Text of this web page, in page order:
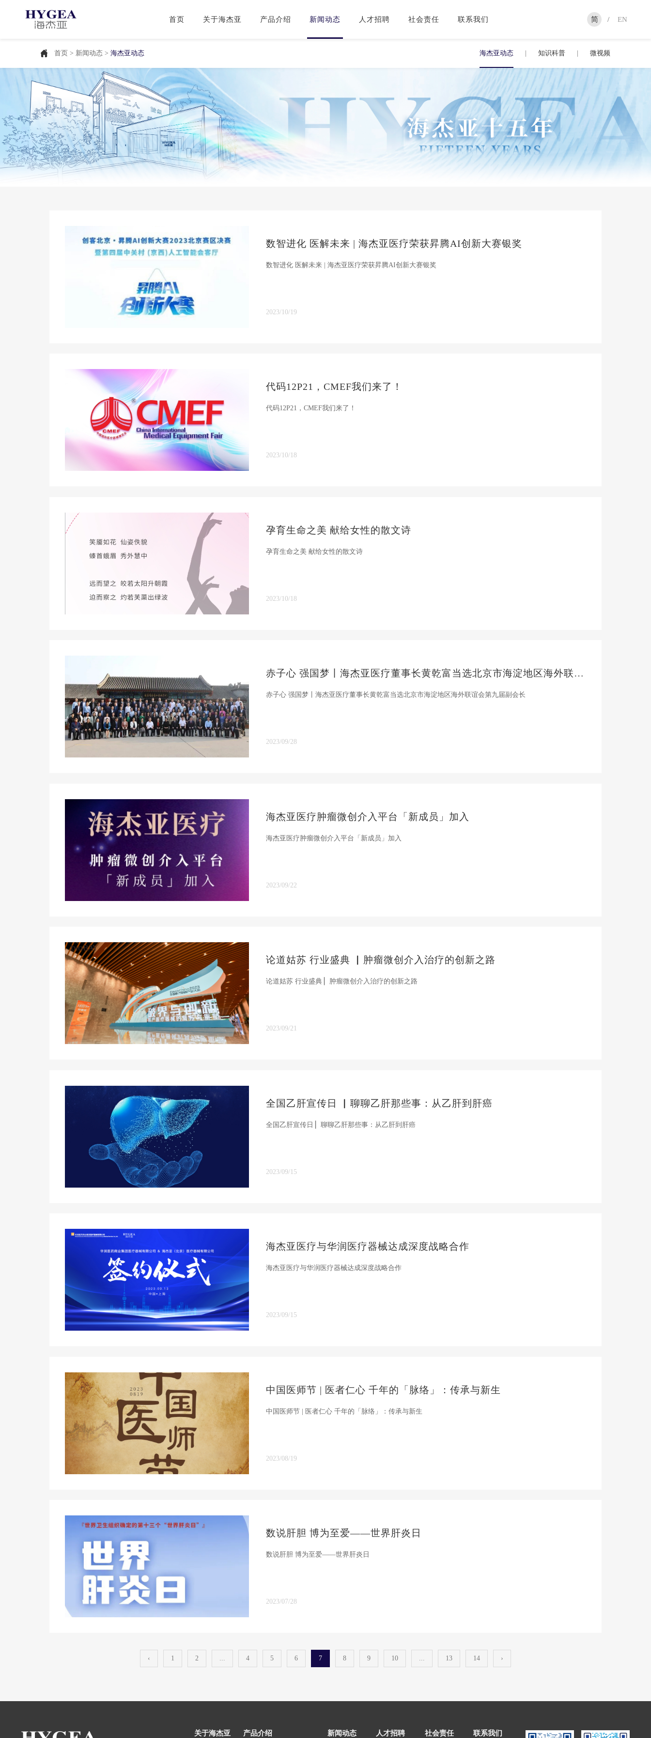
首页 关于海杰亚 产品介绍 新闻动态 人才招聘 社会责任 联系我们 简 / EN
首页 > 新闻动态 > 海杰亚动态 海杰亚动态 知识科普 微视频
数智进化 医解未来 | 海杰亚医疗荣获昇腾AI创新大赛银奖
数智进化 医解未来 | 海杰亚医疗荣获昇腾AI创新大赛银奖
2023/10/19
代码12P21，CMEF我们来了！
代码12P21，CMEF我们来了！
2023/10/18
孕育生命之美 献给女性的散文诗
孕育生命之美 献给女性的散文诗
2023/10/18
赤子心 强国梦丨海杰亚医疗董事长黄乾富当选北京市海淀地区海外联谊会第九届副会长
赤子心 强国梦丨海杰亚医疗董事长黄乾富当选北京市海淀地区海外联谊会第九届副会长
2023/09/28
海杰亚医疗肿瘤微创介入平台「新成员」加入
海杰亚医疗肿瘤微创介入平台「新成员」加入
2023/09/22
论道姑苏 行业盛典 ▏肿瘤微创介入治疗的创新之路
论道姑苏 行业盛典 ▏肿瘤微创介入治疗的创新之路
2023/09/21
全国乙肝宣传日 ▏聊聊乙肝那些事：从乙肝到肝癌
全国乙肝宣传日 ▏聊聊乙肝那些事：从乙肝到肝癌
2023/09/15
海杰亚医疗与华润医疗器械达成深度战略合作
海杰亚医疗与华润医疗器械达成深度战略合作
2023/09/15
中国医师节 | 医者仁心 千年的「脉络」：传承与新生
中国医师节 | 医者仁心 千年的「脉络」：传承与新生
2023/08/19
数说肝胆 博为至爱——世界肝炎日
数说肝胆 博为至爱——世界肝炎日
2023/07/28
‹ 1 2 ... 4 5 6 7 8 9 10 ... 13 14 ›
关于海杰亚 产品介绍 新闻动态 人才招聘 社会责任 联系我们